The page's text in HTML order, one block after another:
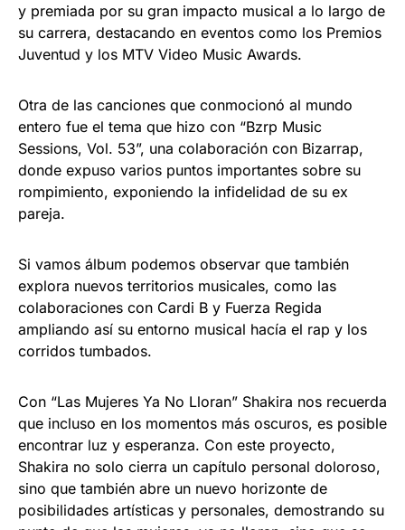
y premiada por su gran impacto musical a lo largo de
su carrera, destacando en eventos como los Premios
Juventud y los MTV Video Music Awards.
Otra de las canciones que conmocionó al mundo
entero fue el tema que hizo con “Bzrp Music
Sessions, Vol. 53”, una colaboración con Bizarrap,
donde expuso varios puntos importantes sobre su
rompimiento, exponiendo la infidelidad de su ex
pareja.
Si vamos álbum podemos observar que también
explora nuevos territorios musicales, como las
colaboraciones con Cardi B y Fuerza Regida
ampliando así su entorno musical hacía el rap y los
corridos tumbados.
Con “Las Mujeres Ya No Lloran” Shakira nos recuerda
que incluso en los momentos más oscuros, es posible
encontrar luz y esperanza. Con este proyecto,
Shakira no solo cierra un capítulo personal doloroso,
sino que también abre un nuevo horizonte de
posibilidades artísticas y personales, demostrando su